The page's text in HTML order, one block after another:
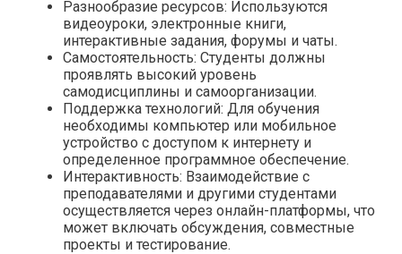
Разнообразие ресурсов: Используются
видеоуроки, электронные книги,
интерактивные задания, форумы и чаты.
Самостоятельность: Студенты должны
проявлять высокий уровень
самодисциплины и самоорганизации.
Поддержка технологий: Для обучения
необходимы компьютер или мобильное
устройство с доступом к интернету и
определенное программное обеспечение.
Интерактивность: Взаимодействие с
преподавателями и другими студентами
осуществляется через онлайн-платформы, что
может включать обсуждения, совместные
проекты и тестирование.